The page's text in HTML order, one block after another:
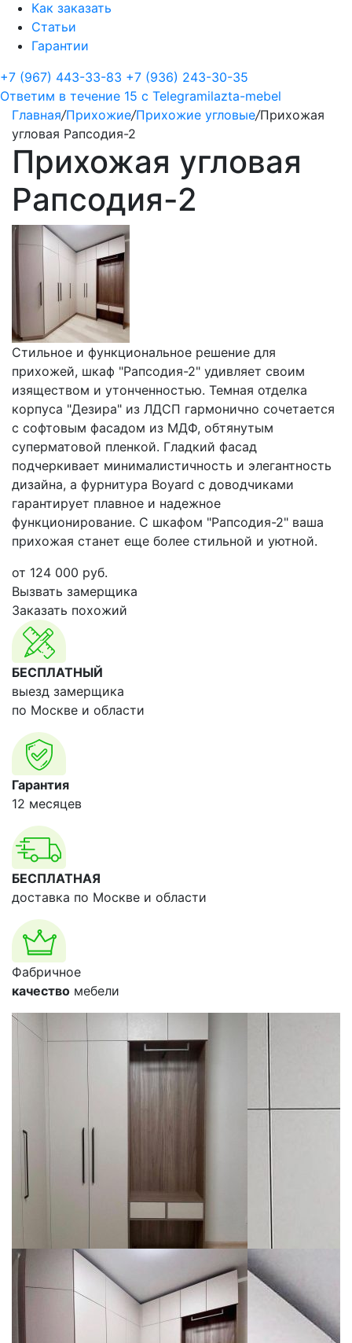
Как заказать
Статьи
Гарантии
+7 (967) 443-33-83 +7 (936) 243-30-35
Ответим в течение 15 с Telegramilazta-mebel
Главная/Прихожие/Прихожие угловые/Прихожая
угловая Рапсодия-2
Прихожая угловая
Рапсодия-2
Стильное и функциональное решение для
прихожей, шкаф "Рапсодия-2" удивляет своим
изяществом и утонченностью. Темная отделка
корпуса "Дезира" из ЛДСП гармонично сочетается
с софтовым фасадом из МДФ, обтянутым
суперматовой пленкой. Гладкий фасад
подчеркивает минималистичность и элегантность
дизайна, а фурнитура Boyard с доводчиками
гарантирует плавное и надежное
функционирование. С шкафом "Рапсодия-2" ваша
прихожая станет еще более стильной и уютной.
от 124 000 руб.
Вызвать замерщика
Заказать похожий
БЕСПЛАТНЫЙ
выезд замерщика
по Москве и области
Гарантия
12 месяцев
БЕСПЛАТНАЯ
доставка по Москве и области
Фабричное
качество мебели